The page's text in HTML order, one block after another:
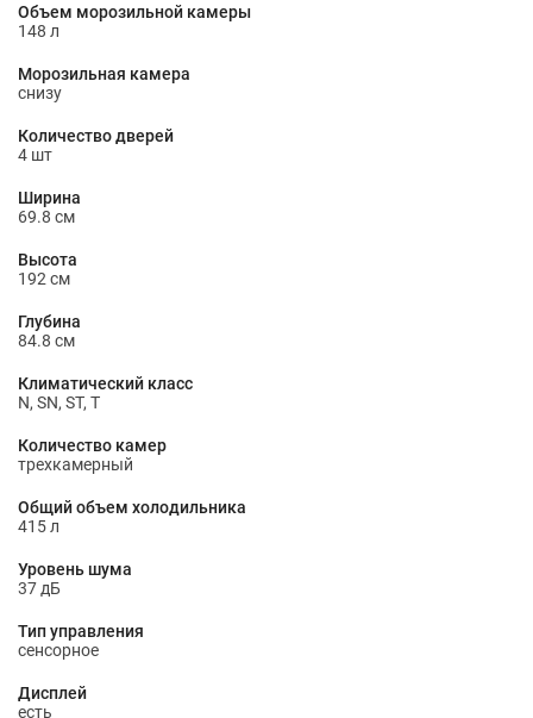
Объем морозильной камеры
148 л
Морозильная камера
снизу
Количество дверей
4 шт
Ширина
69.8 см
Высота
192 см
Глубина
84.8 см
Климатический класс
N, SN, ST, T
Количество камер
трехкамерный
Общий объем холодильника
415 л
Уровень шума
37 дБ
Тип управления
сенсорное
Дисплей
есть